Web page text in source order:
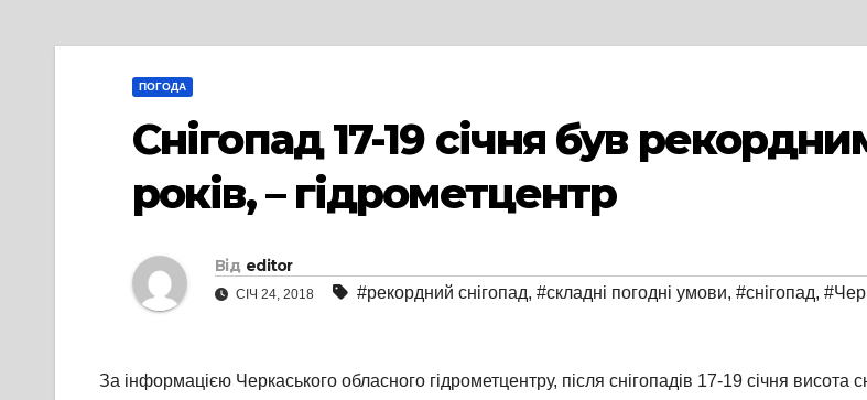
ПОГОДА
Снігопад 17-19 січня був
років, – гідрометцентр
Від editor
СІЧ 24, 2018 #рекордний снігопад, #складні погодні умови, #снігопад,
За інформацією Черкаського обласного гідрометцентру, після снігопадів 17-19 січня висота